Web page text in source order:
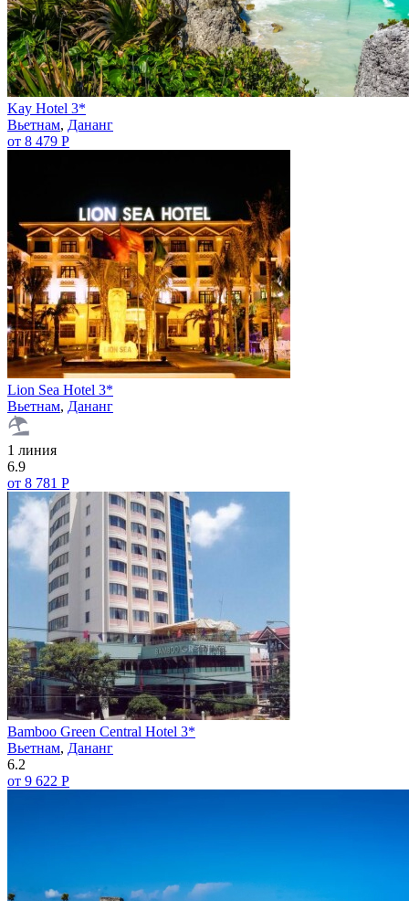
Kay Hotel 3*
Вьетнам, Дананг
от 8 479 Р
Lion Sea Hotel 3*
Вьетнам, Дананг
1 линия
6.9
от 8 781 Р
Bamboo Green Central Hotel 3*
Вьетнам, Дананг
6.2
от 9 622 Р